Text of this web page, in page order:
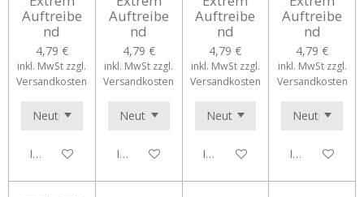
Auftreibe
nd
4,79 €
inkl. MwSt zzgl.
Versandkosten
In den Warenkorb
Auftreibe
nd
4,79 €
inkl. MwSt zzgl.
Versandkosten
In den Warenkorb
Auftreibe
nd
4,79 €
inkl. MwSt zzgl.
Versandkosten
In den Warenkorb
Auftreibe
nd
4,79 €
inkl. MwSt zzgl.
Versandkosten
In den